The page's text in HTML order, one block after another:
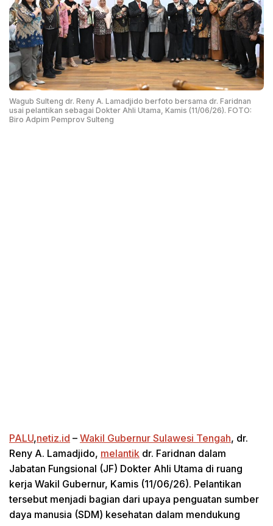
Wagub Sulteng dr. Reny A. Lamadjido berfoto bersama dr. Faridnan
usai pelantikan sebagai Dokter Ahli Utama, Kamis (11/06/26). FOTO:
Biro Adpim Pemprov Sulteng
PALU,netiz.id – Wakil Gubernur Sulawesi Tengah, dr.
Reny A. Lamadjido, melantik dr. Faridnan dalam
Jabatan Fungsional (JF) Dokter Ahli Utama di ruang
kerja Wakil Gubernur, Kamis (11/06/26). Pelantikan
tersebut menjadi bagian dari upaya penguatan sumber
daya manusia (SDM) kesehatan dalam mendukung